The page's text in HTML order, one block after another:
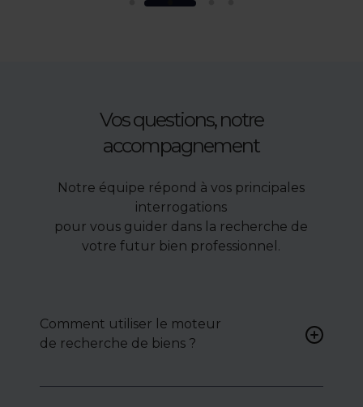
Vos questions, notre
accompagnement
Notre équipe répond à vos principales
interrogations
pour vous guider dans la recherche de
votre futur bien professionnel.
Comment utiliser le moteur
de recherche de biens ?